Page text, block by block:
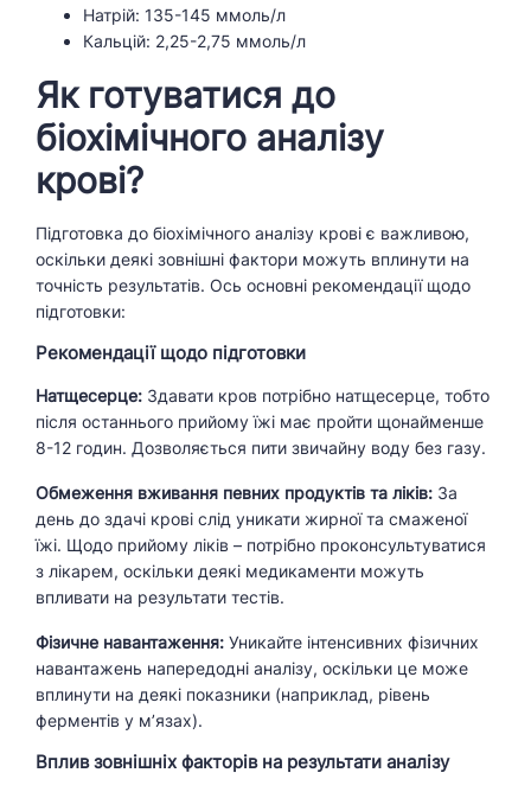
Натрій: 135-145 ммоль/л
Кальцій: 2,25-2,75 ммоль/л
Як готуватися до
біохімічного аналізу
крові?
Підготовка до біохімічного аналізу крові є важливою,
оскільки деякі зовнішні фактори можуть вплинути на
точність результатів. Ось основні рекомендації щодо
підготовки:
Рекомендації щодо підготовки
Натщесерце: Здавати кров потрібно натщесерце, тобто
після останнього прийому їжі має пройти щонайменше
8-12 годин. Дозволяється пити звичайну воду без газу.
Обмеження вживання певних продуктів та ліків: За
день до здачі крові слід уникати жирної та смаженої
їжі. Щодо прийому ліків – потрібно проконсультуватися
з лікарем, оскільки деякі медикаменти можуть
впливати на результати тестів.
Фізичне навантаження:Уникайте інтенсивних фізичних
навантажень напередодні аналізу, оскільки це може
вплинути на деякі показники (наприклад, рівень
ферментів у м’язах).
Вплив зовнішніх факторів на результати аналізу